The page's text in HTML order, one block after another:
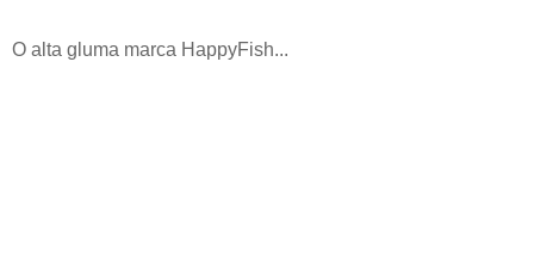
O alta gluma marca HappyFish...